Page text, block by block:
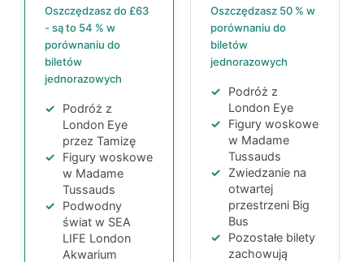
Oszczędzasz do£63
- są to 54 % w
porównaniu do
biletów
jednorazowych
Podróż z
London Eye
przez Tamizę
Figury woskowe
w Madame
Tussauds
Podwodny
świat w SEA
LIFE London
Akwarium
Oszczędzasz 50 % w
porównaniu do
biletów
jednorazowych
Podróż z
London Eye
Figury woskowe
w Madame
Tussauds
Zwiedzanie na
otwartej
przestrzeni Big
Bus
Pozostałe bilety
zachowują